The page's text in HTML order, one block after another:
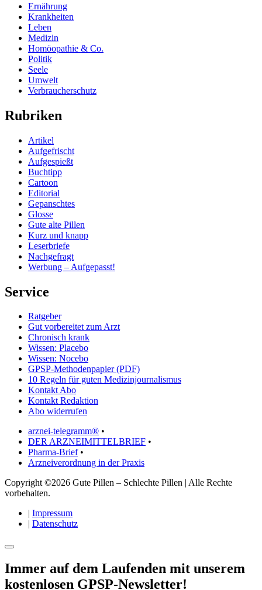
Ernährung
Krankheiten
Leben
Medizin
Homöopathie & Co.
Politik
Seele
Umwelt
Verbraucherschutz
Rubriken
Artikel
Aufgefrischt
Aufgespießt
Buchtipp
Cartoon
Editorial
Gepanschtes
Glosse
Gute alte Pillen
Kurz und knapp
Leserbriefe
Nachgefragt
Werbung – Aufgepasst!
Service
Ratgeber
Gut vorbereitet zum Arzt
Chronisch krank
Wissen: Placebo
Wissen: Nocebo
GPSP-Methodenpapier (PDF)
10 Regeln für guten Medizinjournalismus
Kontakt Abo
Kontakt Redaktion
Abo widerrufen
arznei-telegramm® •
DER ARZNEIMITTELBRIEF •
Pharma-Brief•
Arzneiverordnung in der Praxis
Copyright ©2026 Gute Pillen – Schlechte Pillen | Alle Rechte
vorbehalten.
| Impressum
| Datenschutz
Immer auf dem Laufenden mit unserem
kostenlosen GPSP-Newsletter!